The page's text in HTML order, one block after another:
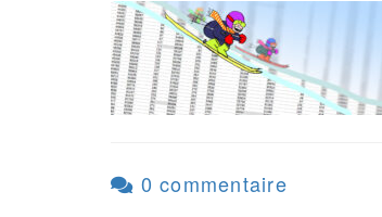
0 commentaire